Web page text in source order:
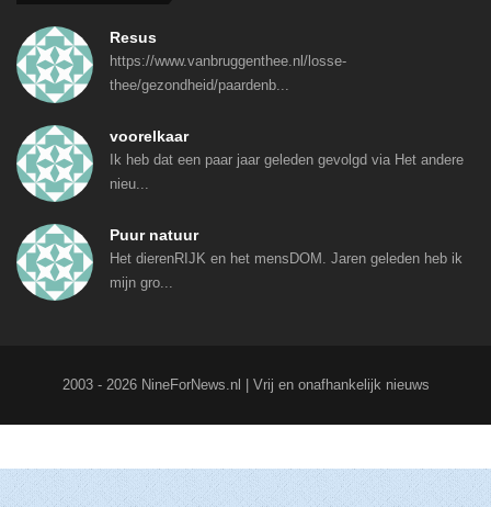
Resus
https://www.vanbruggenthee.nl/losse-
thee/gezondheid/paardenb...
voorelkaar
Ik heb dat een paar jaar geleden gevolgd via Het andere
nieu...
Puur natuur
Het dierenRIJK en het mensDOM. Jaren geleden heb ik
mijn gro...
2003 - 2026 NineForNews.nl | Vrij en onafhankelijk nieuws